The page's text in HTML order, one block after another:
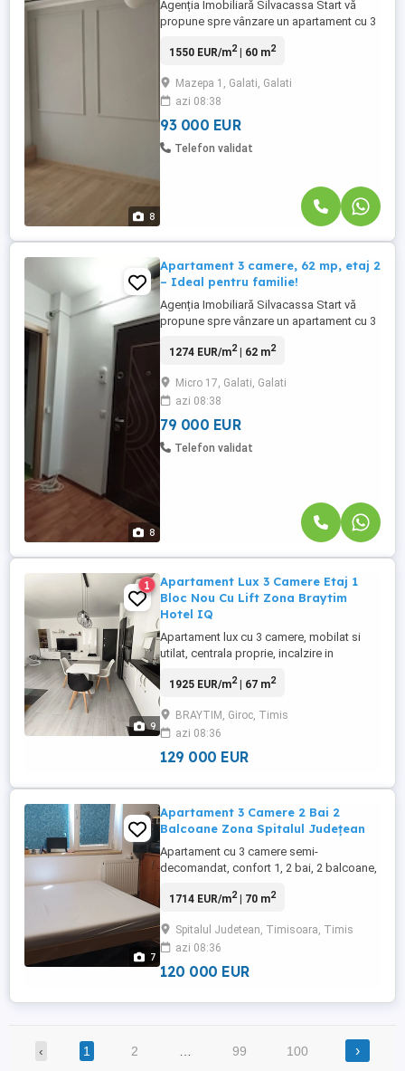
8
Agenția Imobiliară Silvacassa Start vă
propune spre vânzare un apartament cu 3
Mazepa 1, într-o zonă liniștită, cu vecini de
în anul 2025 și se vinde așa cum se
prezintă în fotografii, fiind parțial mobilată
și utilată, ...
1550 EUR/m2| 60 m2
Mazepa 1, Galati, Galati
azi 08:38
93 000 EUR
Telefon validat
8
Apartament 3 camere, 62 mp, etaj 2
– Ideal pentru familie!
Agenția Imobiliară Silvacassa Start vă
propune spre vânzare un apartament cu 3
2, în cartierul Micro 17. Compartimentare:
Bucătărie ✔️ Baie ✔️ Balcon Suprafață
utilă: 62 mp Se acceptă achiziția prin
credit bancar. Pentru ...
1274 EUR/m2| 62 m2
Micro 17, Galati, Galati
azi 08:38
79 000 EUR
Telefon validat
9
1
Apartament Lux 3 Camere Etaj 1
Bloc Nou Cu Lift Zona Braytim
Hotel IQ
Apartament lux cu 3 camere, mobilat si
utilat, centrala proprie, incalzire in
generos de 9 mp Etaj 1 din 3 (bloc
Clasă energetică: A (asigură costuri
minime de întreținere) Mobilier și
compartimentare: apartamentul se ...
1925 EUR/m2| 67 m2
BRAYTIM, Giroc, Timis
azi 08:36
129 000 EUR
7
Apartament 3 Camere 2 Bai 2
Balcoane Zona Spitalul Județean
Apartament cu 3 camere semi-
decomandat, confort 1, 2 bai, 2 balcoane,
de gaz fiind în bucatarie, su: 70 mp, etaj 2
de toate punctele de interes din zona.
Preț: 120000 Euro negociabil. Tel:
0726649775
1714 EUR/m2| 70 m2
Spitalul Judetean, Timisoara, Timis
azi 08:36
120 000 EUR
‹ 1 2 99 100 ›